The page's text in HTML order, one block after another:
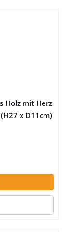
Holz mit Herz
x D11cm)